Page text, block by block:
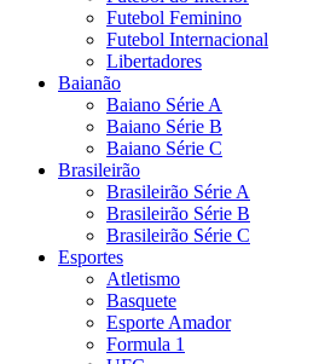
Futebol Feminino
Futebol Internacional
Libertadores
Baianão
Baiano Série A
Baiano Série B
Baiano Série C
Brasileirão
Brasileirão Série A
Brasileirão Série B
Brasileirão Série C
Esportes
Atletismo
Basquete
Esporte Amador
Formula 1